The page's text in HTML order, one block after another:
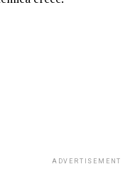
ADVERTISEMENT